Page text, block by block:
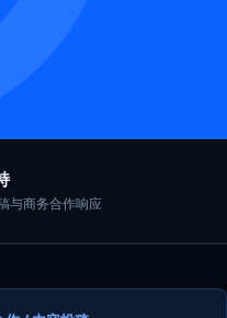
与商务合作响应